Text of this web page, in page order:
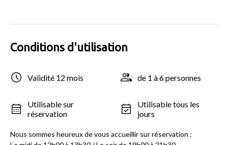
Conditions d'utilisation
Validité 12 mois de 1 à 6 personnes
Utilisable sur
réservation
Utilisable tous les
jours
Nous sommes heureux de vous accueillir sur réservation :